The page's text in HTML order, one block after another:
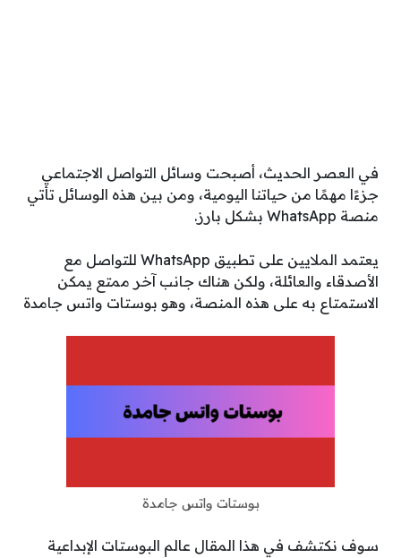
في العصر الحديث، أصبحت وسائل التواصل الاجتماعي
جزءًا مهمًا من حياتنا اليومية، ومن بين هذه الوسائل تأتي
منصة WhatsApp بشكل بارز.
يعتمد الملايين على تطبيق WhatsApp للتواصل مع
الأصدقاء والعائلة، ولكن هناك جانب آخر ممتع يمكن
الاستمتاع به على هذه المنصة، وهو بوستات واتس جامدة
بوستات واتس جامدة
سوف نكتشف في هذا المقال عالم البوستات الإبداعية